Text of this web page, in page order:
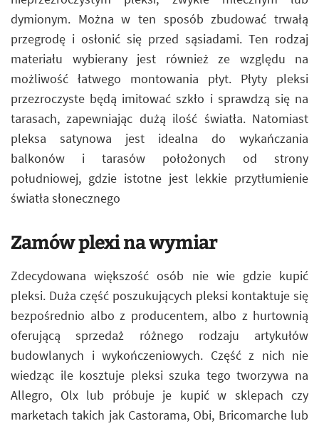
dymionym. Można w ten sposób zbudować trwałą
przegrodę i osłonić się przed sąsiadami. Ten rodzaj
materiału wybierany jest również ze względu na
możliwość łatwego montowania płyt. Płyty pleksi
przezroczyste będą imitować szkło i sprawdzą się na
tarasach, zapewniając dużą ilość światła. Natomiast
pleksa satynowa jest idealna do wykańczania
balkonów i tarasów położonych od strony
południowej, gdzie istotne jest lekkie przytłumienie
światła słonecznego
Zamów plexi na wymiar
Zdecydowana większość osób nie wie gdzie kupić
pleksi. Duża część poszukujących pleksi kontaktuje się
bezpośrednio albo z producentem, albo z hurtownią
oferującą sprzedaż różnego rodzaju artykułów
budowlanych i wykończeniowych. Część z nich nie
wiedząc ile kosztuje pleksi szuka tego tworzywa na
Allegro, Olx lub próbuje je kupić w sklepach czy
marketach takich jak Castorama, Obi, Bricomarche lub